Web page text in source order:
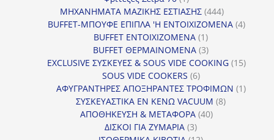
προϊόν
ΜΗΧΑΝΗΜΑΤΑ ΜΑΖΙΚΗΣ ΕΣΤΙΑΣΗΣ 444444
προϊόντα
BUFFET-ΜΠΟΥΦΕ ΕΠΙΠΛΑ 'Η ΕΝΤΟΙΧΙΖΟΜΕΝΑ 44
BUFFET ΕΝΤΟΙΧΙΖΟΜΕΝΑ 11
προϊόν
BUFFET ΘΕΡΜΑΙΝΟΜΕΝΑ 33
προϊόντα
EXCLUSIVE ΣΥΣΚΕΥΕΣ & SOUS VIDE COOKING 1515
SOUS VIDE COOKERS 66
προϊόντα
ΑΦΥΓΡΑΝΤΗΡΕΣ ΑΠΟΞΗΡΑΝΤΕΣ ΤΡΟΦΙΜΩΝ 11
ΣΥΣΚΕΥΑΣΤΙΚΑ ΕΝ ΚΕΝΩ VACUUM 88
ΑΠΟΘΗΚΕΥΣΗ & ΜΕΤΑΦΟΡΑ 4040
ΔΙΣΚΟΙ ΓΙΑ ΖΥΜΑΡΙΑ 33